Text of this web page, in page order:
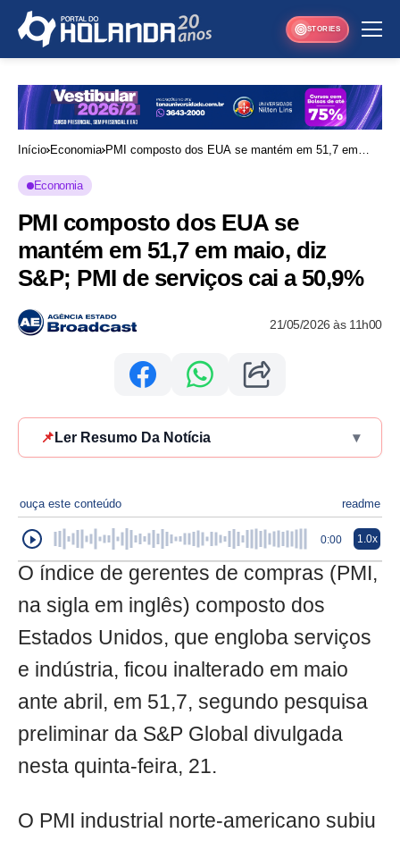
STORIES
Início Economia PMI composto dos EUA se mantém em 51,7 em
Economia
PMI composto dos EUA se
mantém em 51,7 em maio, diz
S&P; PMI de serviços cai a 50,9%
21/05/2026 às 11h00
📌 Ler Resumo Da Notícia ▾
ouça este conteúdo readme
0:00 1.0x
O índice de gerentes de compras (PMI,
na sigla em inglês) composto dos
Estados Unidos, que engloba serviços
e indústria, ficou inalterado em maio
ante abril, em 51,7, segundo pesquisa
preliminar da S&P Global divulgada
nesta quinta-feira, 21.
O PMI industrial norte-americano subiu